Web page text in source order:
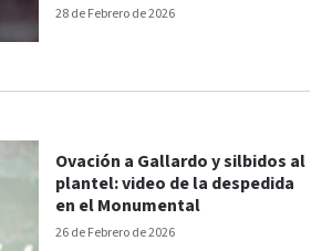
28 de Febrero de 2026
26 de Febrero de 2026
Ovación a Gallardo y silbidos al
plantel: video de la despedida
en el Monumental